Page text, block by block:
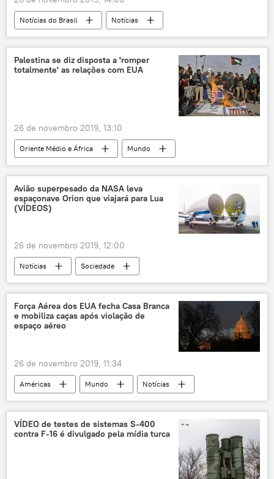
Notícias do Brasil
Notícias
matriz energética
energia
energia limpa
energia eólica
geração de energia
economia de energia
Palestina se diz disposta a 'romper
totalmente' as relações com EUA
26 de novembro 2019, 13:10
Oriente Médio e África
Mundo
Notícias
Palestina
Mahmoud Abbas
EUA
Cisjordânia
Avião superpesado da NASA leva
espaçonave Orion que viajará para Lua
(VÍDEOS)
26 de novembro 2019, 12:00
Notícias
Sociedade
Ciência e Tecnologia
Orion
Lua
espaçonave
NASA
Força Aérea dos EUA fecha Casa Branca
e mobiliza caças após violação de
espaço aéreo
26 de novembro 2019, 11:34
Américas Mundo
Notícias
Casa Branca
Capitólio
violação de espaço aéreo
EUA
VÍDEO de testes de sistemas S-400
contra F-16 é divulgado pela mídia turca